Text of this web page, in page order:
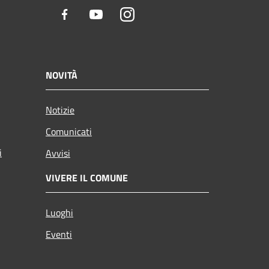
Facebook YoutubeInstagram
NOVITÀ
Notizie
Comunicati
Avvisi
VIVERE IL COMUNE
Luoghi
Eventi